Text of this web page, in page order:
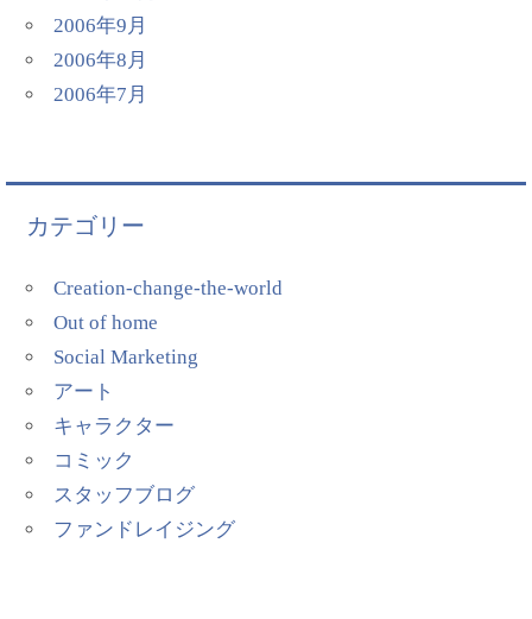
2006年9月
2006年8月
2006年7月
カテゴリー
Creation-change-the-world
Out of home
Social Marketing
アート
キャラクター
コミック
スタッフブログ
ファンドレイジング